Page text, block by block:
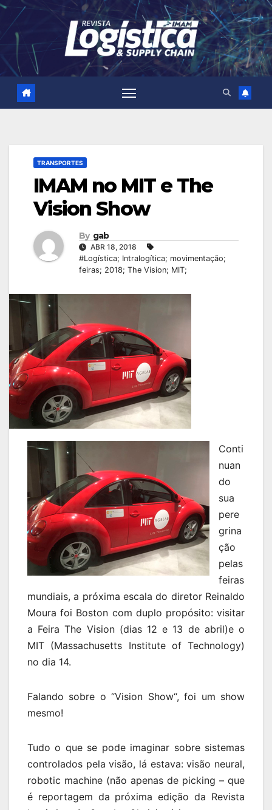
Skip
content
TRANSPORTES
IMAM no MIT e The
Vision Show
By gab
ABR 18, 2018
#Logística; Intralogítica; movimentação;
feiras; 2018; The Vision; MIT;
Conti
nuan
do
sua
pere
grina
ção
pelas
feiras
mundiais, a próxima escala do diretor Reinaldo
Moura foi Boston com duplo propósito: visitar
a Feira The Vision (dias 12 e 13 de abril)e o
MIT (Massachusetts Institute of Technology)
no dia 14.
Falando sobre o “Vision Show“, foi um show
mesmo!
Tudo o que se pode imaginar sobre sistemas
controlados pela visão, lá estava: visão neural,
robotic machine (não apenas de picking – que
é reportagem da próxima edição da Revista